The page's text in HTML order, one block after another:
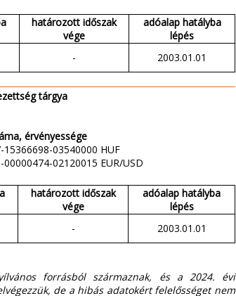
határozott időszak
vége
adóalap hatályba
lépés
- 2003.01.01
tárgya
érvényessége
15366698-03540000 HUF
00000474-02120015 EUR/USD
határozott időszak
vége
adóalap hatályba
lépés
- 2003.01.01
forrásból származnak, és a 2024. évi
de a hibás adatokért felelősséget nem